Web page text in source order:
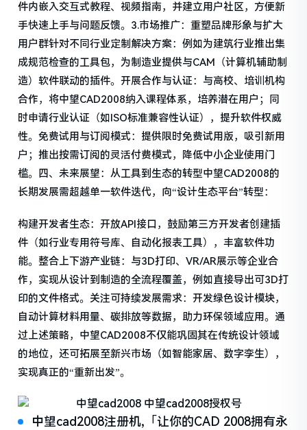
件内嵌入交互式教程、视频指南，并建立用户社区，方便新
手快速上手与问题反馈。3.市场推广：重塑品牌形象与扩大
用户群针对不同行业定制解决方案：例如为建筑行业推出集
成规范检查的工具包，为制造业提供与CAM（计算机辅助制
造）软件联动的插件。开展合作与认证：与高校、培训机构
合作，将中望CAD2008纳入课程体系，培养潜在用户；同
时申请行业认证（如ISO标准兼容性认证），提升软件权威
性。免费试用与订阅模式：提供限时免费试用版，吸引新用
户；推出按需订阅的灵活付费模式，降低中小企业使用门
槛。四、未来展望：从工具到生态的转型中望CAD2008的
长期发展需超越单一软件迭代，向“设计生态平台”转型：
构建开发者生态：开放API接口，鼓励第三方开发者创建插
件（如行业专用符号库、自动化报表工具），丰富软件功
能。整合上下游产业链：与3D打印、VR/AR展示等企业合
作，实现从设计到制造的全流程覆盖，例如直接导出可3D打
印的文件格式。关注可持续发展需求：开发绿色设计模块，
自动计算材料用量、碳排放等数据，助力环保领域应用。通
过上述策略，中望CAD2008不仅能巩固其在传统设计领域
的地位，还可拓展至新兴市场（如智能家居、数字孪生），
实现真正的“重新出发”。
中望cad2008注册机,「让你的CAD 2008拥有永